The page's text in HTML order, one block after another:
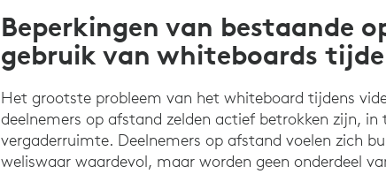
Beperkingen van bestaande
gebruik van whiteboards
Het grootste probleem van het whiteboard tijdens
deelnemers op afstand zelden actief betrokken zijn,
vergaderruimte. Deelnemers op afstand voelen zich
weliswaar waardevol, maar worden geen onderdeel